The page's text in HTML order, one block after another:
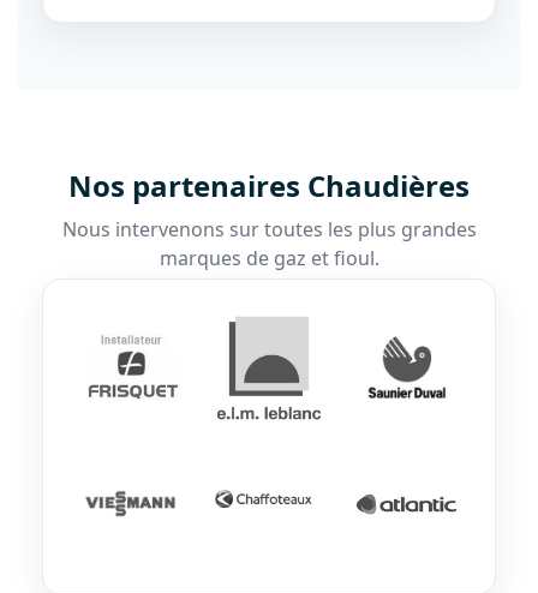
Nos partenaires Chaudières
Nous intervenons sur toutes les plus grandes
marques de gaz et fioul.